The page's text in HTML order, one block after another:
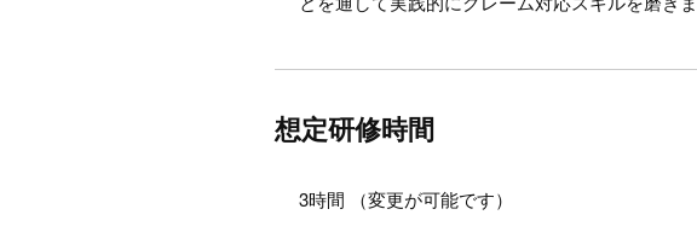
想定研修時間
3時間 （変更が可能です）